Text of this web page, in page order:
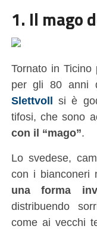
1. Il mago
Tornato in Ticino
per gli 80 anni
Slettvoll si è
tifosi, che sono
con il “mago”.
Lo svedese,
con i bianconeri
una forma
distribuendo
come ai vecchi